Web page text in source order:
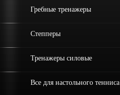
Гребные тренажеры
Степперы
Тренажеры силовые
Все для настольного тенниса